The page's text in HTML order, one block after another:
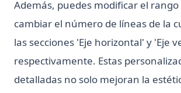
Además, puedes modificar el rango
cambiar el número de líneas de la
las secciones 'Eje horizontal' y 'Eje
respectivamente. Estas
detalladas no solo mejoran la